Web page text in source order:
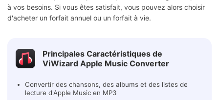
à vos besoins. Si vous êtes satisfait, vous pouvez alors choisir
d'acheter un forfait annuel ou un forfait à vie.
Principales Caractéristiques de
ViWizard Apple Music Converter
Convertir des chansons, des albums et des listes de
lecture d'Apple Music en MP3